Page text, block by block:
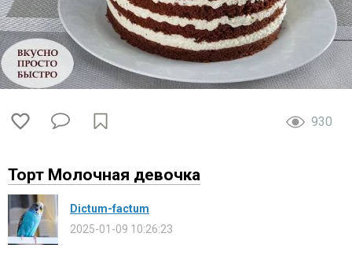
930
Торт Молочная девочка
Dictum-factum
2025-01-09 10:26:23